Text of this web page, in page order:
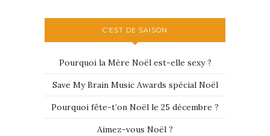
C’EST DE SAISON
Pourquoi la Mère Noël est-elle sexy ?
Save My Brain Music Awards spécial Noël
Pourquoi fête-t’on Noël le 25 décembre ?
Aimez-vous Noël ?